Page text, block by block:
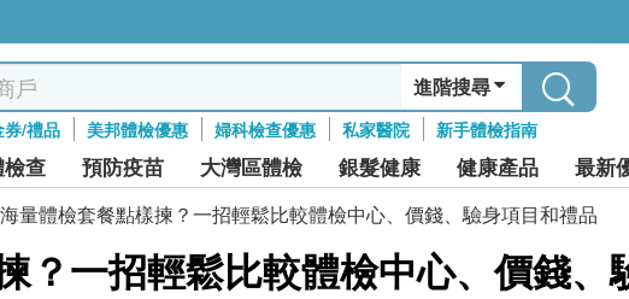
進階搜尋
/禮品 美邦體檢優惠 婦科檢查優惠 私家醫院 新手體檢指南
查 預防疫苗 大灣區體檢 銀髮健康 健康產品 最新
海量體檢套餐點樣揀？一招輕鬆比較體檢中心、價錢、驗身項目和禮品
？一招輕鬆比較體檢中心、價錢、